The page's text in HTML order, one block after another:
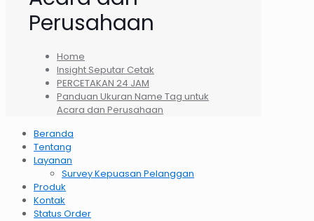
Beranda
Tentang
Layanan
Survey Kepuasan Pelanggan
Produk
Kontak
Status Order
Perusahaan
Home
Insight Seputar Cetak
PERCETAKAN 24 JAM
Panduan Ukuran Name Tag untuk
Acara dan Perusahaan